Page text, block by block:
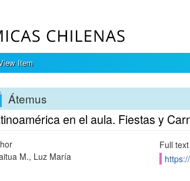
Item
Átemus
en el aula. Fiestas y
M., Luz María
Full text